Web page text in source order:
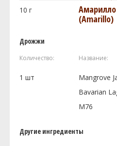
10 г
Амарилло
(Amarillo)
Дрожжи
Количество: Название:
1 шт
Mangrove
Bavarian
M76
Другие ингредиенты